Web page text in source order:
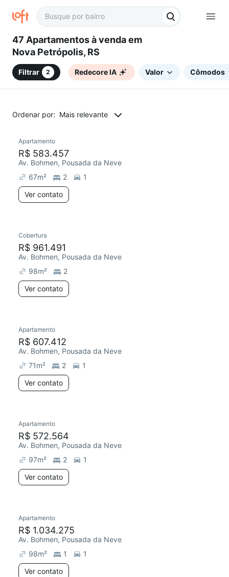
47 Apartamentos à venda em
Nova Petrópolis, RS
Filtrar 2 Redecore IA Valor Cômodos
Ordenar por: Mais relevante
Redecorar
Apartamento
R$ 583.457
Av. Bohmen, Pousada da Neve
67m² 2
1
Ver contato
Redecorar
Cobertura
R$ 961.491
Av. Bohmen, Pousada da Neve
98m²
2
Ver contato
Redecorar
Apartamento
R$ 607.412
Av. Bohmen, Pousada da Neve
71m² 2
1
Ver contato
Redecorar
Apartamento
R$ 572.564
Av. Bohmen, Pousada da Neve
97m² 2
1
Ver contato
Redecorar
Apartamento
R$ 1.034.275
Av. Bohmen, Pousada da Neve
98m² 1
1
Ver contato